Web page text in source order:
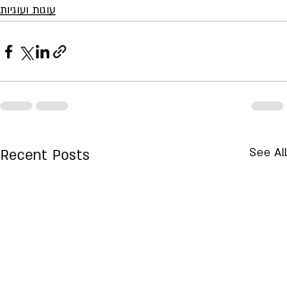
עוגות ועוגיות
Recent Posts See All